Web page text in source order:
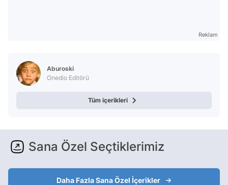
Reklam
Aburoski
Onedio Editörü
Tüm içerikleri
Sana Özel Seçtiklerimiz
Daha Fazla Sana Özel İçerikler